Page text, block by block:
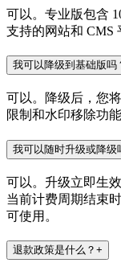
可以。专业版包含
支持的网站和 CMS
我可以降级到基础版吗
可以。降级后，您
限制和水印移除功
我可以随时升级或降级
可以。升级立即生
当前计费周期结束
可使用。
退款政策是什么？ +